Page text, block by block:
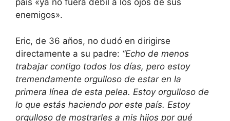
país «ya no fuera débil a los ojos de sus
enemigos».
Eric, de 36 años, no dudó en dirigirse
directamente a su padre: “Echo de menos
trabajar contigo todos los días, pero estoy
tremendamente orgulloso de estar en la
primera línea de esta pelea. Estoy orgulloso de
lo que estás haciendo por este país. Estoy
orgulloso de mostrarles a mis hijos por qué